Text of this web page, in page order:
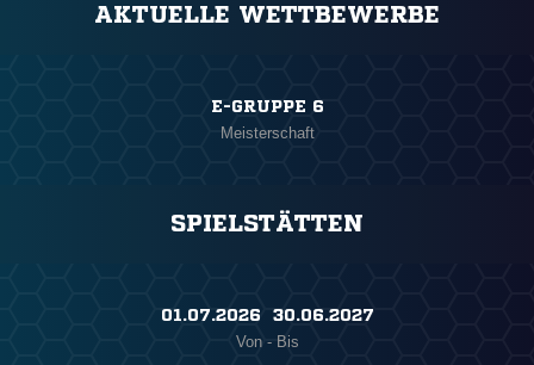
AKTUELLE WETTBEWERBE
E-GRUPPE 6
Meisterschaft
SPIELSTÄTTEN
01.07.2026 ​ 30.06.2027
Von - Bis